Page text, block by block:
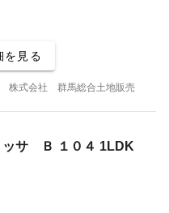
を見る
株式会社 群馬総合土地販売
ッサ Ｂ １０４ 1LDK